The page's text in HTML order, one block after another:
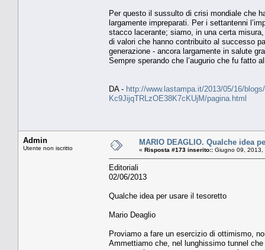
Per questo il sussulto di crisi mondiale che
largamente impreparati. Per i settantenni
stacco lacerante; siamo, in una certa
di valori che hanno contribuito al successo
generazione - ancora largamente in salute
Sempre sperando che l’augurio che fu fatto
DA - http://www.lastampa.it/2013/05/16/
Kc9JijqTRLzOE38K7cKUjM/pagina.html
Admin
Utente non iscritto
MARIO DEAGLIO. Qualche idea
« Risposta #173 inserito:: Giugno 09, 2013,
Editoriali
02/06/2013
Qualche idea per usare il tesoretto
Mario Deaglio
Proviamo a fare un esercizio di ottimismo,
Ammettiamo che, nel lunghissimo tunnel che